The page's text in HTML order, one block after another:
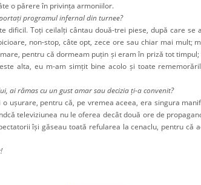
o părere în privința armoniilor.
programul infernal din turnee?
dificil. Toți ceilalți cântau două-trei piese, după care
non-stop, câte opt, zece ore sau chiar mai mult;
pentru că dormeam puțin și eram în priză tot
alta, eu m-am simțit bine acolo și toate
ai rămas cu un gust amar sau decizia ți-a convenit?
ușurare, pentru că, pe vremea aceea, era singura
televiziunea nu le oferea decât două ore de
își găseau toată refularea la cenaclu, pentru